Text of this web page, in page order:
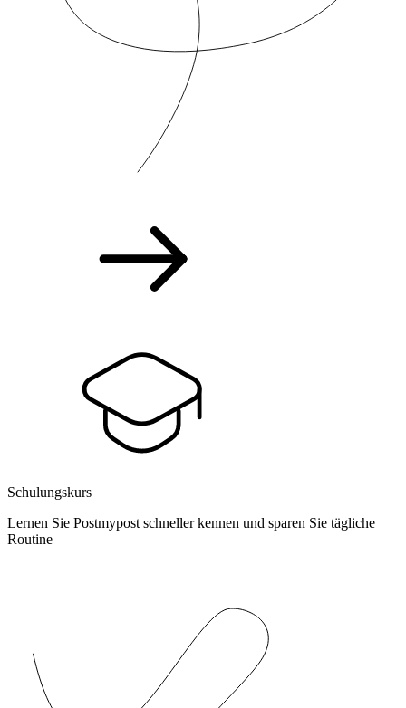
Schulungskurs
Lernen Sie Postmypost schneller kennen und sparen Sie tägliche
Routine